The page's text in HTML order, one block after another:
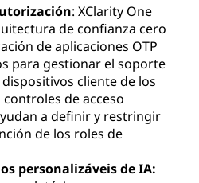
: XClarity One
de confianza cero
de aplicaciones OTP
para gestionar el soporte
cliente de los
de acceso
a definir y restringir
de los roles de
personalizáveis de IA: